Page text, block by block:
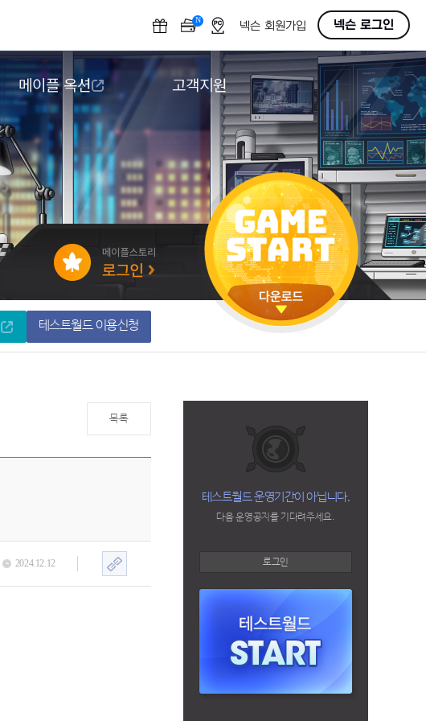
N OFF넥슨 회원가입 넥슨 로그인
메이플 옥션
메이플 옥션
고객지원
도움말/1:1문의
버그악용/불법프로그램 신고
게임 접근성
테스트월드 이용신청
목록
2024.12.12
테스트월드 운영기간이 아닙니다.
다음 운영공지를 기다려주세요.
로그인